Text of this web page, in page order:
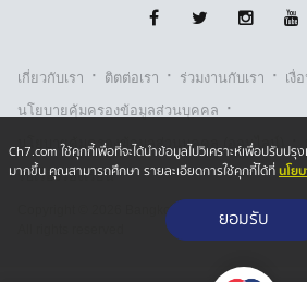
เกี่ยวกับเรา · ติตต่อเรา · ร่วมงานกับเรา · เงื่
นโยบายคุ้มครองข้อมูลส่วนบุคคล ·
นโยบายคุ้มครองข้อมูลส่วนบุคคล (ออนไลน์) ·
รับเรื่องร้องเรียน
Copyright © 2026 Bangkok Broadcasting & T.V.
Ch7.com ใช้คุกกี้เพื่อที่จะได้นำข้อมูลไปวิเคราะห์เพื่อปรับปรุ
มากขึ้น คุณสามารถศึกษา รายละเอียดการใช้คุกกี้ได้ที่นโย
ยอมรับ